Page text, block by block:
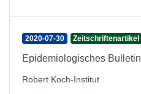
2020-07-30 Zeitschriftenartikel
Epidemiologisches
Robert Koch-Institut